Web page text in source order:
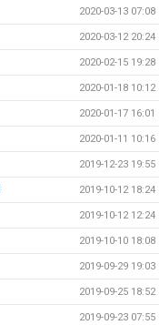
2020-03-13 07:08
2020-03-12 20:24
2020-02-15 19:28
2020-01-18 10:12
2020-01-17 16:01
2020-01-11 10:16
2019-12-23 19:55
2019-10-12 18:24
2019-10-12 12:24
2019-10-10 18:08
2019-09-29 19:03
2019-09-25 18:52
2019-09-23 07:55